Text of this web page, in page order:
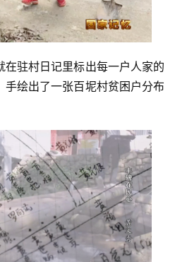
驻村日记里标出每一户人家的
手绘出了一张百坭村贫困户分布